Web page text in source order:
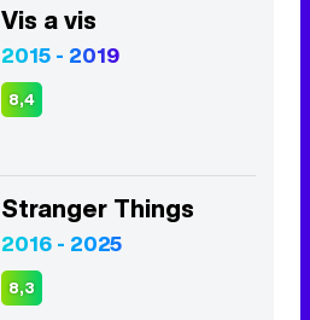
Vis a vis
2015 - 2019
8,4
Stranger Things
2016 - 2025
8,3